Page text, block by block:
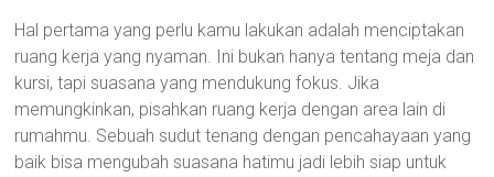
Hal pertama yang perlu kamu lakukan adalah menciptakan
ruang kerja yang nyaman. Ini bukan hanya tentang meja dan
kursi, tapi suasana yang mendukung fokus. Jika
memungkinkan, pisahkan ruang kerja dengan area lain di
rumahmu. Sebuah sudut tenang dengan pencahayaan yang
baik bisa mengubah suasana hatimu jadi lebih siap untuk